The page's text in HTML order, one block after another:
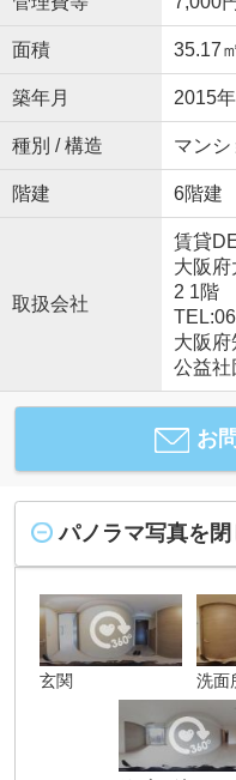
面積 35.17
築年月 2015
種別 / 構造 マンシ
階建 6階建
取扱会社
賃貸
大阪
2 1階
大阪府
公益社
お
パノラマ写真を閉
玄関 洗面